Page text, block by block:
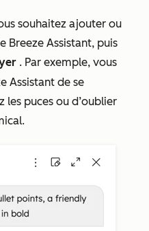
souhaitez ajouter ou
Breeze Assistant, puis
. Par exemple, vous
Assistant de se
les puces ou d’oublier